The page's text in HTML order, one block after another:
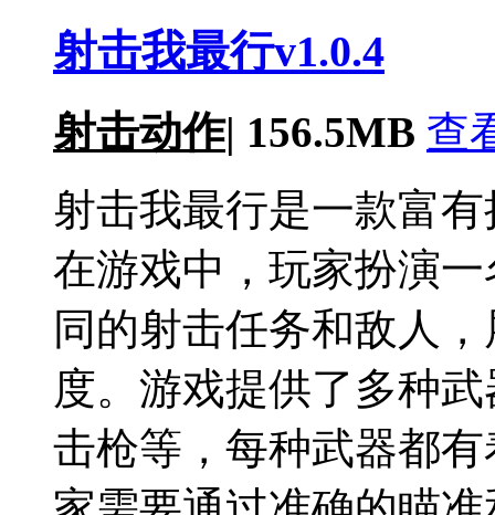
射击我最行v1.0.4
射击动作| 156.5MB 查
射击我最行是一款富
在游戏中，玩家扮演
同的射击任务和敌人
度。游戏提供了多种
击枪等，每种武器都